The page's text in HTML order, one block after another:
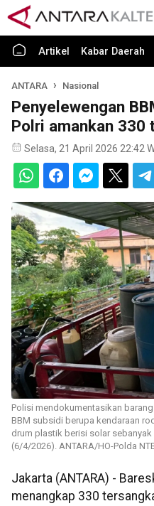
Artikel Kabar Daerah
ANTARA Nasional
Penyelewengan
Polri amankan 330
Selasa, 21 April 2026 22:42
Polisi mendokumentasikan
BBM subsidi berupa kendaraan
drum plastik berisi solar sebanyak
(6/4/2026). ANTARA/HO-Polda
Jakarta (ANTARA) -
menangkap 330